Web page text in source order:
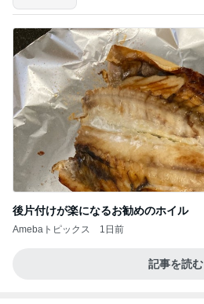
後片付けが楽になるお勧めのホイル
Amebaトピックス 1日前
記事を読む